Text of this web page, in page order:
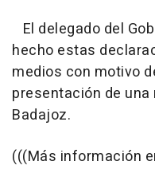
El delegado del
hecho estas
medios con motivo
presentación de
Badajoz.
(((Más información